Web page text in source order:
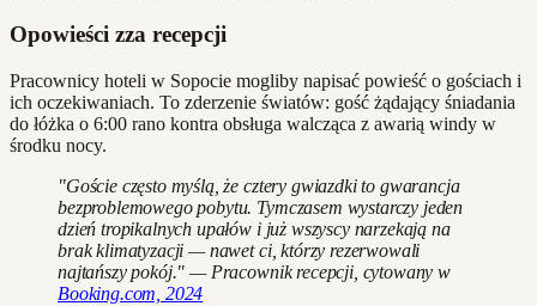
Opowieści zza recepcji
Pracownicy hoteli w Sopocie mogliby napisać powieść o gościach i
ich oczekiwaniach. To zderzenie światów: gość żądający śniadania
do łóżka o 6:00 rano kontra obsługa walcząca z awarią windy w
środku nocy.
"Goście często myślą, że cztery gwiazdki to gwarancja
bezproblemowego pobytu. Tymczasem wystarczy jeden
dzień tropikalnych upałów i już wszyscy narzekają na
brak klimatyzacji — nawet ci, którzy rezerwowali
najtańszy pokój." — Pracownik recepcji, cytowany w
Booking.com, 2024